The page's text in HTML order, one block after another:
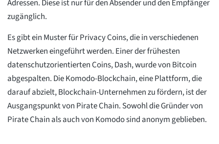
Adressen. Diese ist nur für den Absender und den Empfänger
zugänglich.
Es gibt ein Muster für Privacy Coins, die in verschiedenen
Netzwerken eingeführt werden. Einer der frühesten
datenschutzorientierten Coins, Dash, wurde von Bitcoin
abgespalten. Die Komodo-Blockchain, eine Plattform, die
darauf abzielt, Blockchain-Unternehmen zu fördern, ist der
Ausgangspunkt von Pirate Chain. Sowohl die Gründer von
Pirate Chain als auch von Komodo sind anonym geblieben.